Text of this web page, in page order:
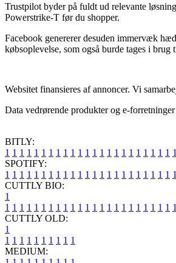
Trustpilot byder på fuldt ud relevante
Powerstrike-T før du shopper.
Facebook genererer desuden immervæk
købsoplevelse, som også burde tages i
Websitet finansieres af annoncer. Vi
Data vedrørende produkter og e-
BITLY:
1 1 1 1 1 1 1 1 1 1 1 1 1 1 1 1 1 1 1 1 1 1 1 1
SPOTIFY:
1 1 1 1 1 1 1 1 1 1 1 1 1 1 1 1 1 1 1 1 1 1 1 1
CUTTLY BIO:
1
1 1 1 1 1 1 1 1 1 1 1 1 1 1 1 1 1 1 1 1 1 1 1 1
CUTTLY OLD:
1
1 1 1 1 1 1 1 1 1 1
MEDIUM: